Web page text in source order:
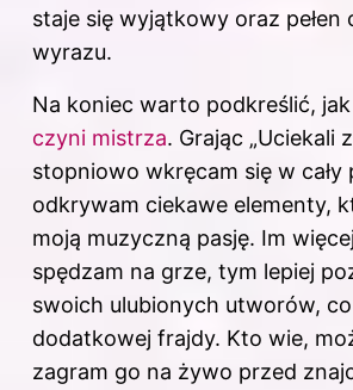
staje się wyjątkowy oraz pełen
wyrazu.
Na koniec warto podkreślić, jak
czyni mistrza. Grając „Uciekali
stopniowo wkręcam się w cały
odkrywam ciekawe elementy,
moją muzyczną pasję. Im
spędzam na grze, tym lepiej
swoich ulubionych utworów,
dodatkowej frajdy. Kto wie,
zagram go na żywo przed